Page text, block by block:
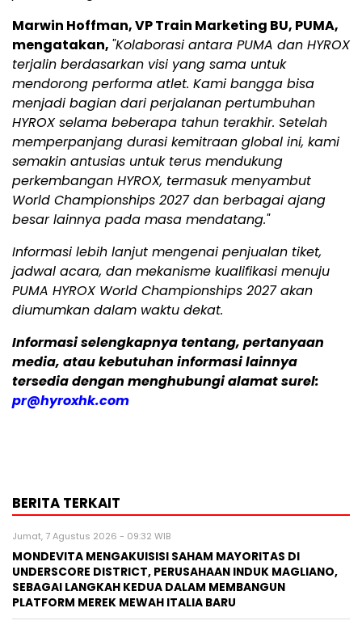
Marwin Hoffman, VP Train Marketing BU, PUMA,
mengatakan, "Kolaborasi antara PUMA dan HYROX
terjalin berdasarkan visi yang sama untuk
mendorong performa atlet. Kami bangga bisa
menjadi bagian dari perjalanan pertumbuhan
HYROX selama beberapa tahun terakhir. Setelah
memperpanjang durasi kemitraan global ini, kami
semakin antusias untuk terus mendukung
perkembangan HYROX, termasuk menyambut
World Championships 2027 dan berbagai ajang
besar lainnya pada masa mendatang."
Informasi lebih lanjut mengenai penjualan tiket,
jadwal acara, dan mekanisme kualifikasi menuju
PUMA HYROX World Championships 2027 akan
diumumkan dalam waktu dekat.
Informasi selengkapnya tentang, pertanyaan
media, atau kebutuhan informasi lainnya
tersedia dengan menghubungi alamat surel:
pr@hyroxhk.com
BERITA TERKAIT
Jumat, 7 Agustus 2026 - 09:32 WIB
MONDEVITA MENGAKUISISI SAHAM MAYORITAS DI
UNDERSCORE DISTRICT, PERUSAHAAN INDUK MAGLIANO,
SEBAGAI LANGKAH KEDUA DALAM MEMBANGUN
PLATFORM MEREK MEWAH ITALIA BARU